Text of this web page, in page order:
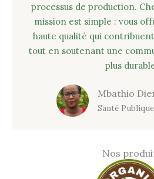
processus de production.
mission est simple : vous
haute qualité qui
tout en soutenant une
plus
Mbathio
Santé Publique
Nos